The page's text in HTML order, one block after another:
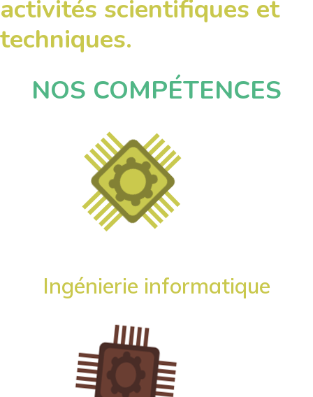
activités scientifiques et
techniques.
NOS COMPÉTENCES
Ingénierie informatique